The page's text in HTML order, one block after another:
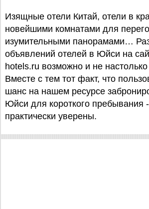
Изящные отели Китай, отели в
новейшими комнатами для
изумительными панорамами…
объявлений отелей в Юйси на
hotels.ru возможно и не
Вместе с тем тот факт, что
шанс на нашем ресурсе
Юйси для короткого пребывания
практически уверены.